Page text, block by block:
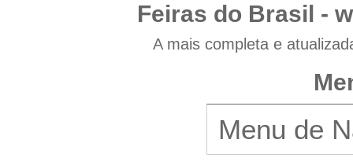
Feiras do Brasil -
A mais completa e